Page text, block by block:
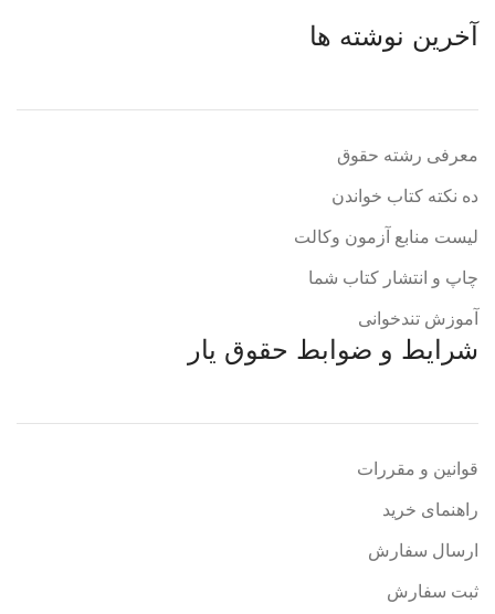
آخرین نوشته ها
معرفی رشته حقوق
ده نکته کتاب خواندن
لیست منابع آزمون وکالت
چاپ و انتشار کتاب شما
آموزش تندخوانی
شرایط و ضوابط حقوق یار
قوانین و مقررات
راهنمای خرید
ارسال سفارش
ثبت سفارش